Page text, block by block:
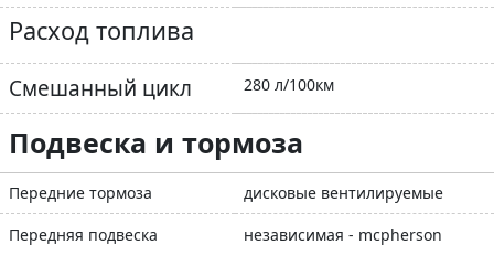
Расход топлива
Смешанный цикл 280 л/100км
Подвеска и тормоза
Передние тормоза
дисковые вентилируемые
Передняя подвеска
независимая - mcpherson